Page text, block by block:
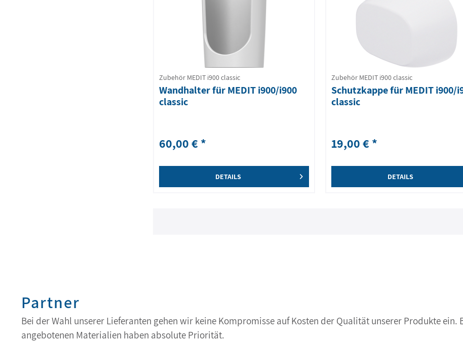
Zubehör MEDIT i900 classic
Wandhalter für MEDIT i900/i900
classic
60,00 € *
DETAILS
Zubehör MEDIT i900 classic
Schutzkappe für MEDIT i900/
classic
19,00 € *
DETAILS
Partner
Bei der Wahl unserer Lieferanten gehen wir keine Kompromisse auf Kosten der Qualität unserer Produkte
angebotenen Materialien haben absolute Priorität.